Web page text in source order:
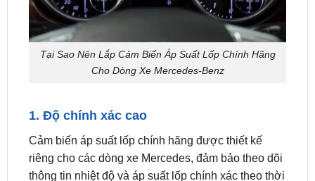
Tại Sao Nên Lắp Cảm Biến Áp Suất Lốp Chính Hãng
1. Độ chính xác cao
riêng cho các dòng xe Mercedes, đảm bảo theo dõi
thông tin nhiệt độ và áp suất lốp chính xác theo thời
gian thực. Van cảm biến kết nối không dây với bộ
thu tín hiệu qua tần số cao 433.92 Mhz, giúp truyền